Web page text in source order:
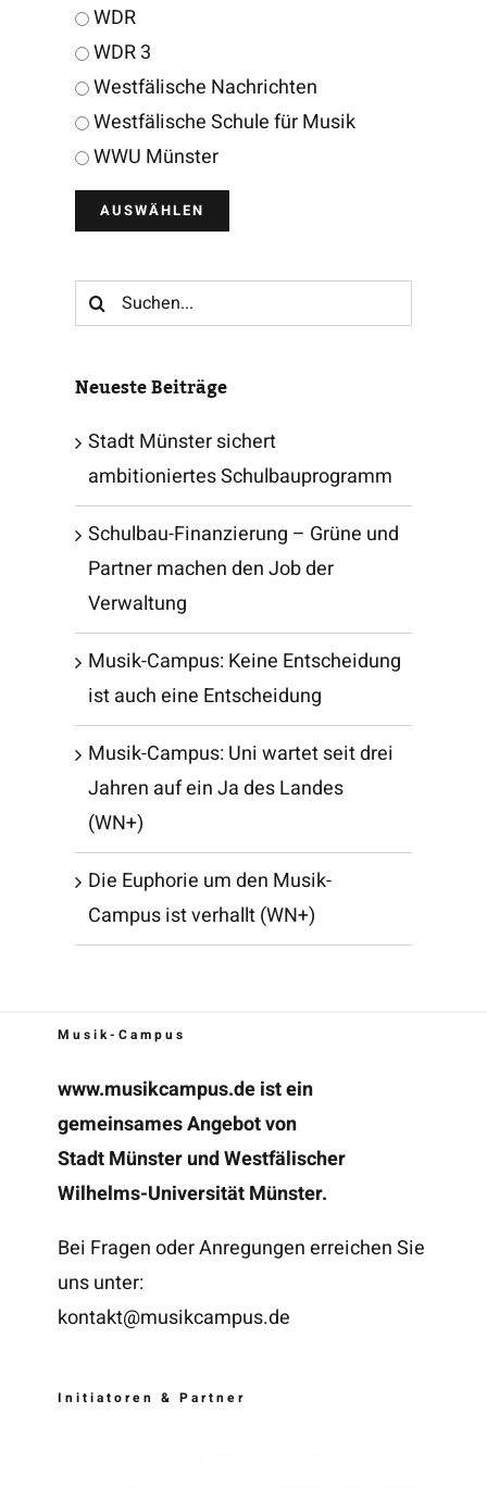
WDR
WDR 3
Westfälische Nachrichten
Westfälische Schule für Musik
WWU Münster
Suche
nach:
Neueste Beiträge
Stadt Münster sichert
ambitioniertes Schulbauprogramm
Schulbau-Finanzierung – Grüne und
Partner machen den Job der
Verwaltung
Musik-Campus: Keine Entscheidung
ist auch eine Entscheidung
Musik-Campus: Uni wartet seit drei
Jahren auf ein Ja des Landes
(WN+)
Die Euphorie um den Musik-
Campus ist verhallt (WN+)
Musik-Campus
www.musikcampus.deist ein
gemeinsames Angebot von
Stadt Münster und Westfälischer
Wilhelms-Universität Münster.
Bei Fragen oder Anregungen erreichen Sie
uns unter:
kontakt@musikcampus.de
Initiatoren & Partner